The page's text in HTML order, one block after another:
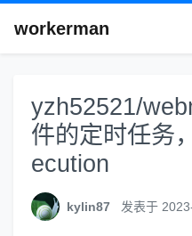
workerman
yzh52521/
件的定时任务
ecution
kylin87 发表于